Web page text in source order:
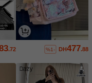
DH477.88
%1-
.72